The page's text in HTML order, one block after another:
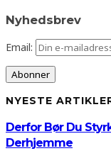
Nyhedsbrev
Email:
NYESTE
Derfor Bør Du
Derhjemme